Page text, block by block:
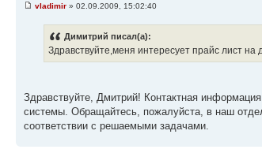
vladimir » 02.09.2009, 15:02:40
Димитрий писал(а):
Здравствуйте,меня интересует прайс лист
Здравствуйте, Дмитрий! Контактная
системы. Обращайтесь, пожалуйста, в наш
соответствии с решаемыми задачами.